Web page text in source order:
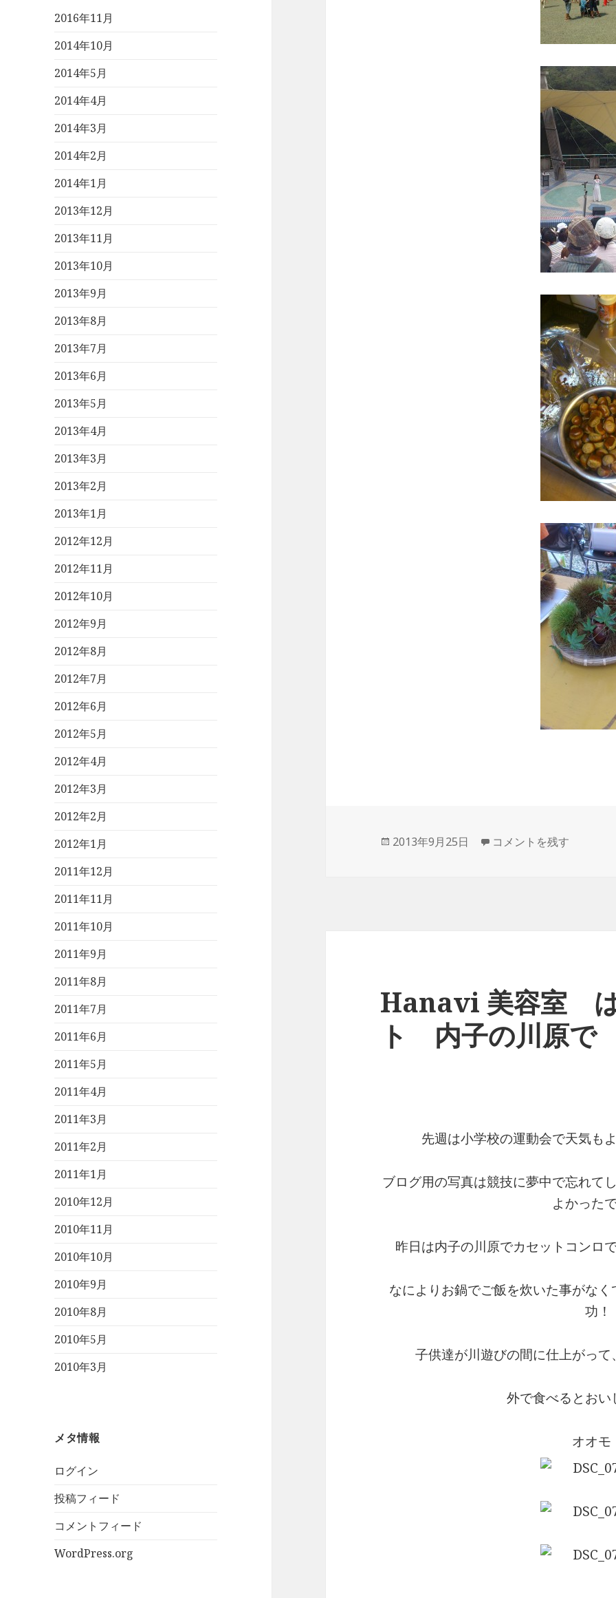
2016年11月
2014年10月
2014年5月
2014年4月
2014年3月
2014年2月
2014年1月
2013年12月
2013年11月
2013年10月
2013年9月
2013年8月
2013年7月
2013年6月
2013年5月
2013年4月
2013年3月
2013年2月
2013年1月
2012年12月
2012年11月
2012年10月
2012年9月
2012年8月
2012年7月
2012年6月
2012年5月
2012年4月
2012年3月
2012年2月
2012年1月
2011年12月
2011年11月
2011年10月
2011年9月
2011年8月
2011年7月
2011年6月
2011年5月
2011年4月
2011年3月
2011年2月
2011年1月
2010年12月
2010年11月
2010年10月
2010年9月
2010年8月
2010年5月
2010年3月
メタ情報
ログイン
投稿フィード
コメントフィード
WordPress.org
投
2013年9月25日 Hanavi 美容室 はな
コメントを残す
Hanavi 美容室
ト 内子の川原で
先週は小学校の運動会で天気も
ブログ用の写真は競技に夢中で忘れて
よかった
昨日は内子の川原でカセットコンロ
なによりお鍋でご飯を炊いた事がな
功！
子供達が川遊びの間に仕上がっ
外で食べるとおい
オオモ